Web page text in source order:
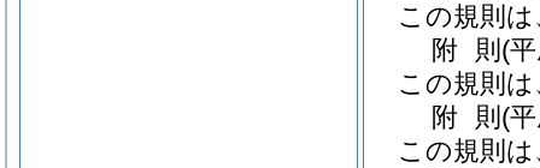
この規則
附 則 (
この規則
附 則 (
この規則